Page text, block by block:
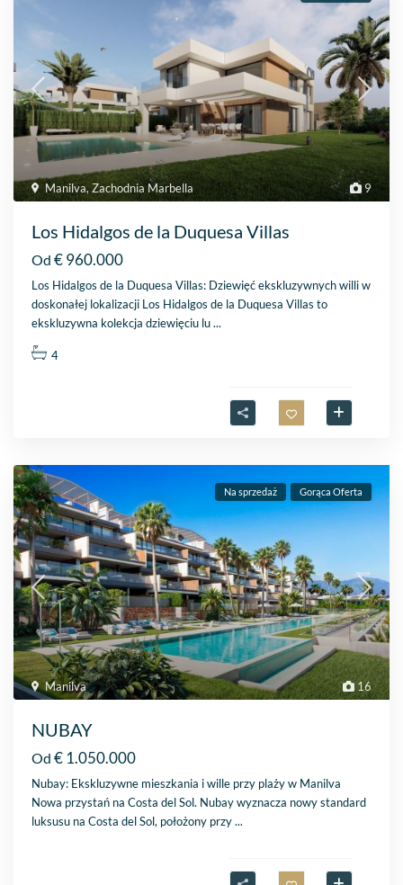
9
Manilva,Zachodnia Marbella
Los Hidalgos de la Duquesa Villas
Od € 960.000
Los Hidalgos de la Duquesa Villas: Dziewięć ekskluzywnych willi w
doskonałej lokalizacji Los Hidalgos de la Duquesa Villas to
ekskluzywna kolekcja dziewięciu lu...
4
16
Manilva
Na sprzedaż Gorąca Oferta
NUBAY
Od € 1.050.000
Nubay: Ekskluzywne mieszkania i wille przy plaży w Manilva
Nowa przystań na Costa del Sol. Nubay wyznacza nowy standard
luksusu na Costa del Sol, położony przy...